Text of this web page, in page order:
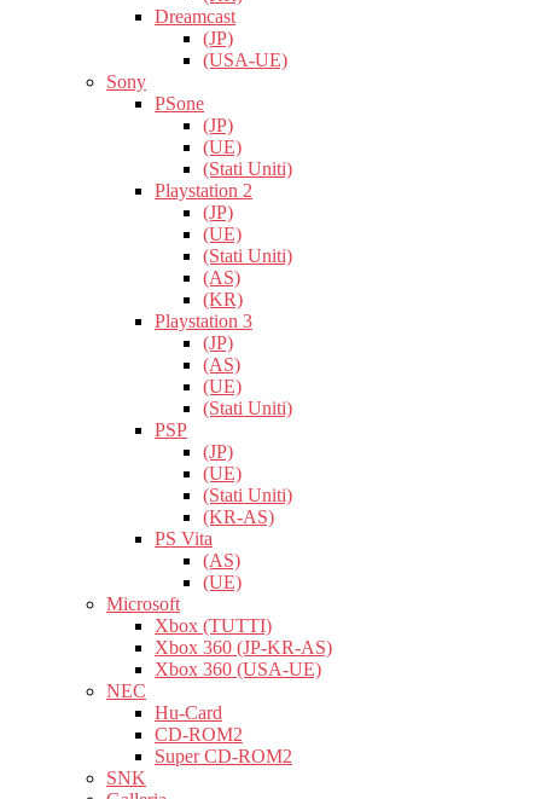
Dreamcast
(JP)
(USA-UE)
Sony
PSone
(JP)
(UE)
(Stati Uniti)
Playstation 2
(JP)
(UE)
(Stati Uniti)
(AS)
(KR)
Playstation 3
(JP)
(AS)
(UE)
(Stati Uniti)
PSP
(JP)
(UE)
(Stati Uniti)
(KR-AS)
PS Vita
(AS)
(UE)
Microsoft
Xbox (TUTTI)
Xbox 360 (JP-KR-AS)
Xbox 360 (USA-UE)
NEC
Hu-Card
CD-ROM2
Super CD-ROM2
SNK